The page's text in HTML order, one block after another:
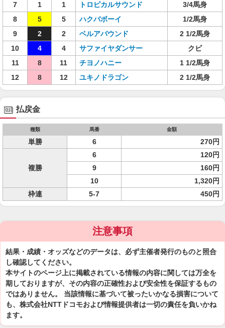
7
1 1 トロピカルサウンド
3/4馬身
8
5 5 ハクバボーイ
1/2馬身
9
2 2 ベルアバウンド
2 1/2馬身
10
4 4 サファイヤダンサー
クビ
11
8 11 チヨノハニー
1 1/2馬身
12
8 12 ユキノドラゴン 2 1/2馬身
払戻金
種類 馬番 金額
単勝 6 270円
複勝
6
120円
9
160円
10
1,320円
枠連
5-7 450円
注意事項
結果・成績・オッズなどのデータは、必ず主催者発行のものと照合
し確認してください。
本サイトのページ上に掲載されている情報の内容に関しては万全を
期しておりますが、その内容の正確性および安全性を保証するもの
ではありません。 当該情報に基づいて被ったいかなる損害について
も、株式会社NTTドコモおよび情報提供者は一切の責任を負いかね
ます。